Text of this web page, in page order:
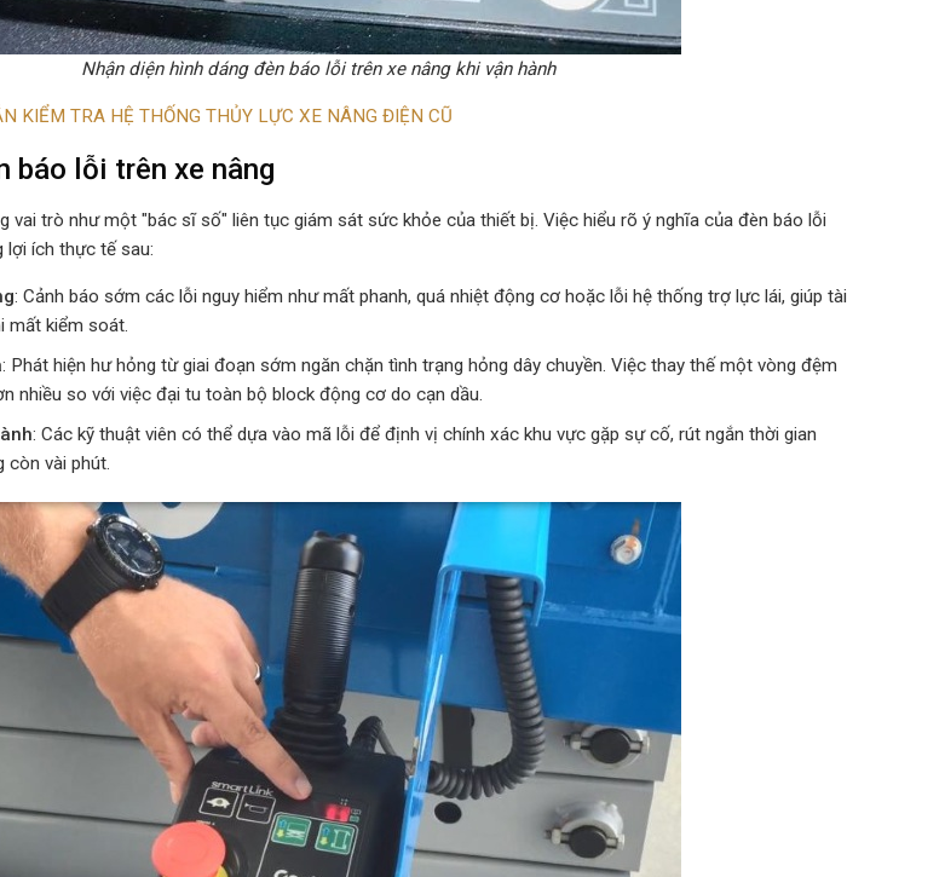
Nhận diện hình dáng đèn báo lỗi trên xe nâng khi vận hành
KIỂM TRA HỆ THỐNG THỦY LỰC XE NÂNG ĐIỆN CŨ
báo lỗi trên xe nâng
vai trò như một "bác sĩ số" liên tục giám sát sức khỏe của thiết bị. Việc hiểu rõ ý nghĩa của đèn báo lỗi
lợi ích thực tế sau:
: Cảnh báo sớm các lỗi nguy hiểm như mất phanh, quá nhiệt động cơ hoặc lỗi hệ thống trợ lực lái, giúp tài
mất kiểm soát.
: Phát hiện hư hỏng từ giai đoạn sớm ngăn chặn tình trạng hỏng dây chuyền. Việc thay thế một vòng đệm
nhiều so với việc đại tu toàn bộ block động cơ do cạn dầu.
: Các kỹ thuật viên có thể dựa vào mã lỗi để định vị chính xác khu vực gặp sự cố, rút ngắn thời gian
còn vài phút.